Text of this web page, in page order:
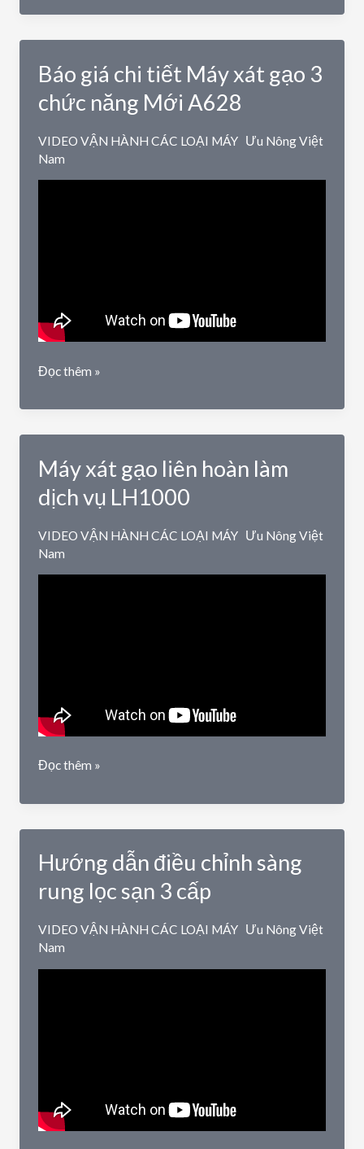
máy
liên
hoàn
LH1000
Báo giá chi tiết Máy xát gạo 3
chức năng Mới A628
VIDEO VẬN HÀNH CÁC LOẠI MÁY Ưu Nông Việt
Nam
Báo
chi
xát
gạo
3
năng
Đọc thêm »
Máy xát gạo liên hoàn làm
dịch vụ LH1000
VIDEO VẬN HÀNH CÁC LOẠI MÁY Ưu Nông Việt
Nam
Máy
gạo
làm
vụ
Đọc thêm »
Hướng dẫn điều chỉnh sàng
rung lọc sạn 3 cấp
VIDEO VẬN HÀNH CÁC LOẠI MÁY Ưu Nông Việt
Nam